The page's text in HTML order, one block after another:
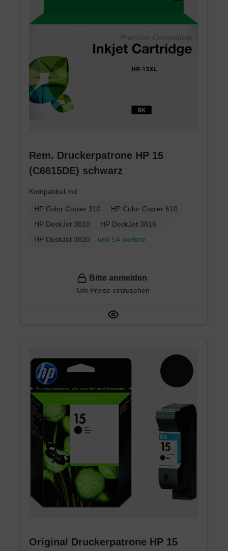
Rem. Druckerpatrone HP 15
(C6615DE) schwarz
Kompatibel mit:
HP Color Copier 310
HP Color Copier 610
HP DeskJet 3810
HP DeskJet 3816
HP DeskJet 3820
und 54 weitere
Bitte anmelden
Um Preise einzusehen
Original Druckerpatrone HP 15